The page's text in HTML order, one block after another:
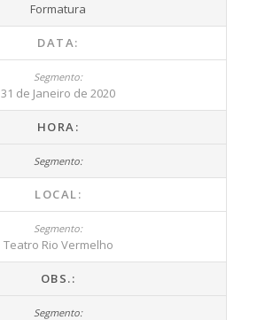
Formatura
DATA:
31 de Janeiro de 2020
HORA:
LOCAL:
Teatro Rio Vermelho
OBS.: